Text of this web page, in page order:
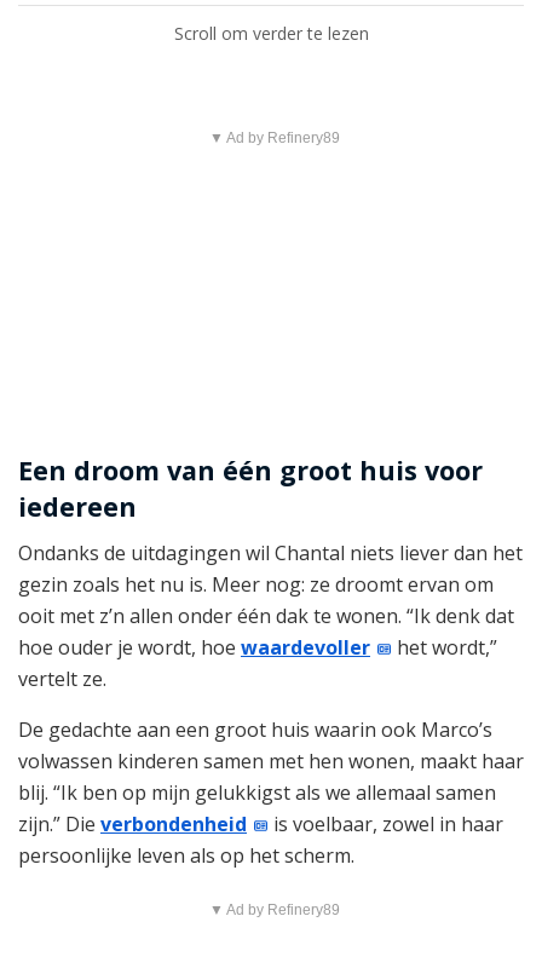
Scroll om verder te lezen
▼ Ad by Refinery89
Een droom van één groot huis voor
iedereen
Ondanks de uitdagingen wil Chantal niets liever dan het
gezin zoals het nu is. Meer nog: ze droomt ervan om
ooit met z’n allen onder één dak te wonen. “Ik denk dat
hoe ouder je wordt, hoe waardevoller
het wordt,”
vertelt ze.
De gedachte aan een groot huis waarin ook Marco’s
volwassen kinderen samen met hen wonen, maakt haar
blij. “Ik ben op mijn gelukkigst als we allemaal samen
zijn.” Die verbondenheid
is voelbaar, zowel in haar
persoonlijke leven als op het scherm.
▼ Ad by Refinery89